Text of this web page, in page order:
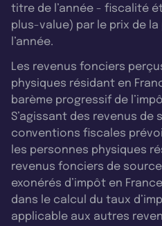
titre de l’année - fiscalité
plus-value) par le prix de la
l’année.
Les revenus fonciers
physiques résidant en
barème progressif de
S’agissant des revenus de
conventions fiscales
les personnes physiques
revenus fonciers de
exonérés d’impôt en
dans le calcul du taux
applicable aux autres